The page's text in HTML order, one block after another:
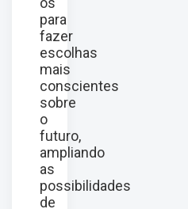
para
fazer
escolhas
mais
conscientes
sobre
o
futuro,
ampliando
as
possibilidades
de